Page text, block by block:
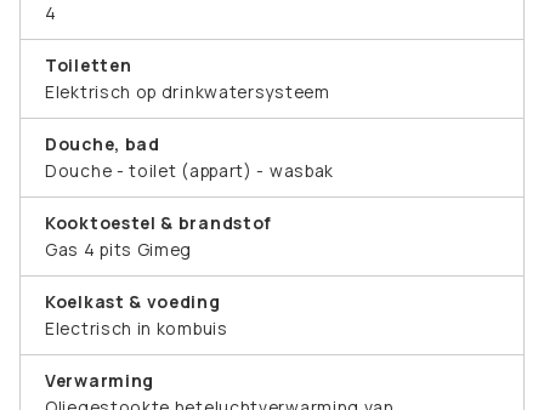
4
Toiletten
Elektrisch op drinkwatersysteem
Douche, bad
Douche - toilet (appart) - wasbak
Kooktoestel & brandstof
Gas 4 pits Gimeg
Koelkast & voeding
Electrisch in kombuis
Verwarming